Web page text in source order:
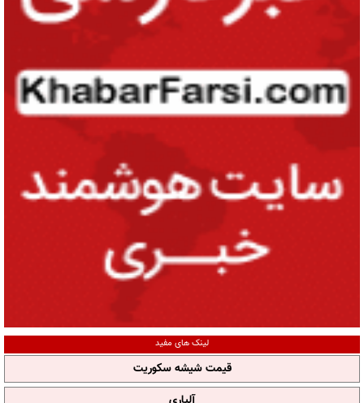
لینک های مفید
قیمت شیشه سکوریت